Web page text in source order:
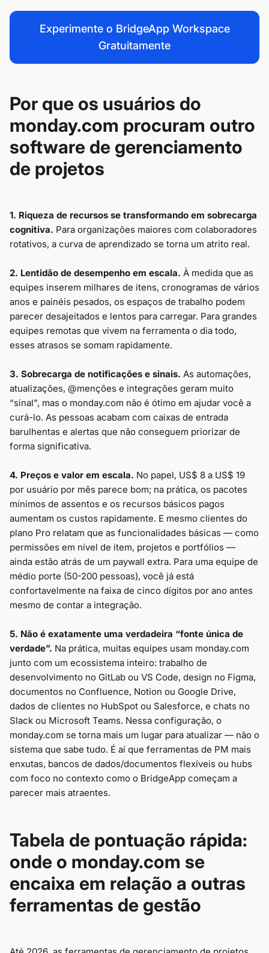
Experimente o BridgeApp Workspace
Gratuitamente
Por que os usuários do
monday.com procuram outro
software de gerenciamento
de projetos
1. Riqueza de recursos se transformando em sobrecarga
cognitiva. Para organizações maiores com colaboradores
rotativos, a curva de aprendizado se torna um atrito real.
2. Lentidão de desempenho em escala. À medida que as
equipes inserem milhares de itens, cronogramas de vários
anos e painéis pesados, os espaços de trabalho podem
parecer desajeitados e lentos para carregar. Para grandes
equipes remotas que vivem na ferramenta o dia todo,
esses atrasos se somam rapidamente.
3. Sobrecarga de notificações e sinais. As automações,
atualizações, @menções e integrações geram muito
“sinal”, mas o monday.com não é ótimo em ajudar você a
curá-lo. As pessoas acabam com caixas de entrada
barulhentas e alertas que não conseguem priorizar de
forma significativa.
4. Preços e valor em escala. No papel, US$ 8 a US$ 19
por usuário por mês parece bom; na prática, os pacotes
mínimos de assentos e os recursos básicos pagos
aumentam os custos rapidamente. E mesmo clientes do
plano Pro relatam que as funcionalidades básicas — como
permissões em nível de item, projetos e portfólios —
ainda estão atrás de um paywall extra. Para uma equipe de
médio porte (50-200 pessoas), você já está
confortavelmente na faixa de cinco dígitos por ano antes
mesmo de contar a integração.
5. Não é exatamente uma verdadeira “fonte única de
verdade”. Na prática, muitas equipes usam monday.com
junto com um ecossistema inteiro: trabalho de
desenvolvimento no GitLab ou VS Code, design no Figma,
documentos no Confluence, Notion ou Google Drive,
dados de clientes no HubSpot ou Salesforce, e chats no
Slack ou Microsoft Teams. Nessa configuração, o
monday.com se torna mais um lugar para atualizar — não o
sistema que sabe tudo. É aí que ferramentas de PM mais
enxutas, bancos de dados/documentos flexíveis ou hubs
com foco no contexto como o BridgeApp começam a
parecer mais atraentes.
Tabela de pontuação rápida:
onde o monday.com se
encaixa em relação a outras
ferramentas de gestão